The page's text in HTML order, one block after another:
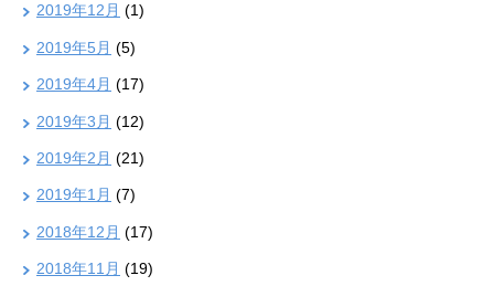
2019年12月 (1)
2019年5月 (5)
2019年4月 (17)
2019年3月 (12)
2019年2月 (21)
2019年1月 (7)
2018年12月 (17)
2018年11月 (19)